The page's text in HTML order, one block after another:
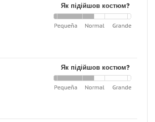
Як підійшов костюм?
Як підійшов костюм?